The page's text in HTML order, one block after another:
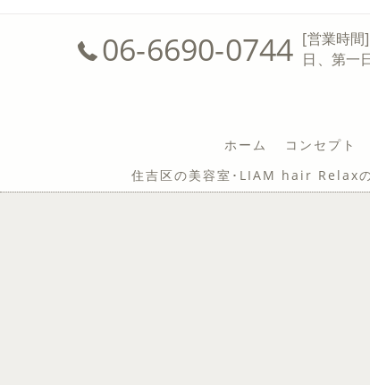
06-6690-0744 [営業時間
日、第一
ホーム コンセプト
住吉区の美容室･LIAM hair Relax